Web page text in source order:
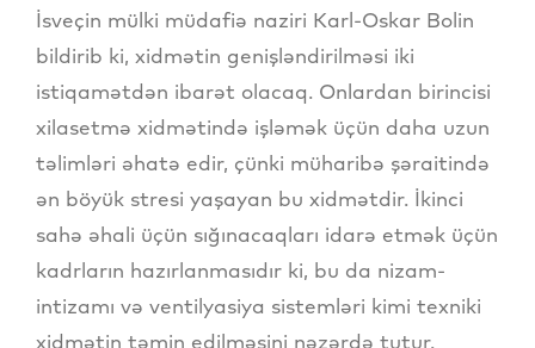
İsveçin mülki müdafiə naziri Karl-Oskar Bolin
bildirib ki, xidmətin genişləndirilməsi iki
istiqamətdən ibarət olacaq. Onlardan birincisi
xilasetmə xidmətində işləmək üçün daha uzun
təlimləri əhatə edir, çünki müharibə şəraitində
ən böyük stresi yaşayan bu xidmətdir. İkinci
sahə əhali üçün sığınacaqları idarə etmək üçün
kadrların hazırlanmasıdır ki, bu da nizam-
intizamı və ventilyasiya sistemləri kimi texniki
xidmətin təmin edilməsini nəzərdə tutur.